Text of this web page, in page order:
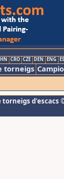
CRO CZE DEN ENG
torneigs
d'escacs